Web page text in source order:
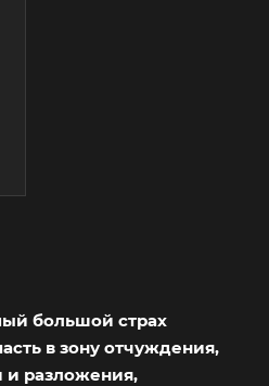
большой страх
в зону отчуждения,
и разложения,